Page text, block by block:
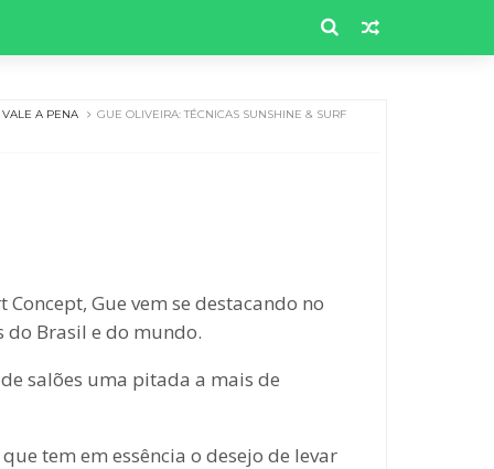
VALE A PENA
GUE OLIVEIRA: TÉCNICAS SUNSHINE & SURF
Gue vem se destacando no
do Brasil e do mundo.
salões uma pitada a mais de
tem em essência o desejo de levar